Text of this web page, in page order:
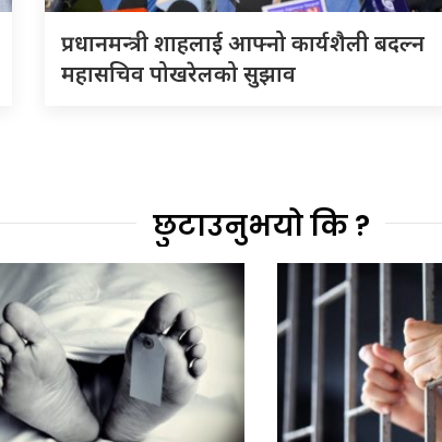
प्रधानमन्त्री शाहलाई आफ्नो कार्यशैली बदल्न
महासचिव पोखरेलको सुझाव
छुटाउनुभयो कि ?